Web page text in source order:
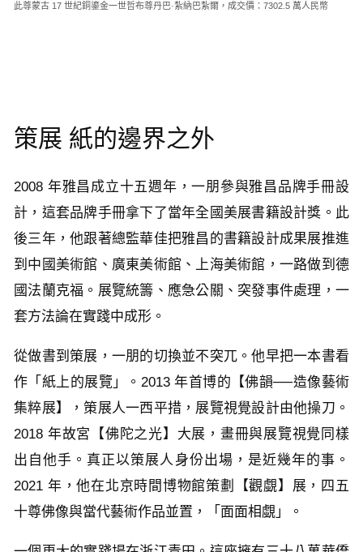
此尊蒙古 17 世紀銅鎏金一世哲布尊丹巴·紮納巴紮爾，成交價：7302.5 萬人民幣
策展 紙的邊界之外
2008 年雅昌成立十五週年，一朋參與雅昌品牌手冊設
計，這套品牌手冊拿下了當年全國美展書籍設計獎。此
後三年，他跟著總監華佳把雅昌的書籍設計成果展推進
到中國美術館、廣東美術館、上海美術館，一路做到德
國法蘭克福。展覽統籌、應急公關、突發事件處理，一
套方法論在實踐中成形。
從做書到策展，一朋的切換並不突兀。他早把一本書看
作「紙上的展覽」。2013 年首博的【佛韻──造像藝術
集粹展】，策展人一西平措，展覽視覺設計由他操刀。
2018 年故宮【佛陀之光】大展，畫冊與展覽視覺同樣
出自他手。真正以策展人身份出場，是近幾年的事。
2021 年，他在北京時間博物館策劃【觀覷】展，四五
十尊佛像與當代藝術作品並置，「面面相覷」。